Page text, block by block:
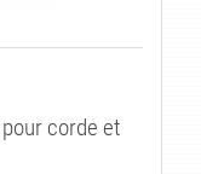
corde et